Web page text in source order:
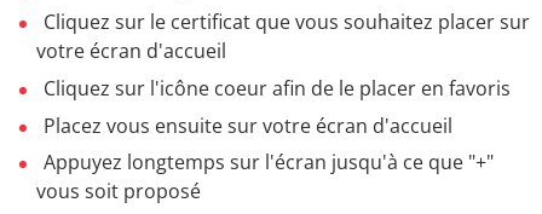
Cliquez sur le certificat que vous souhaitez placer sur
votre écran d'accueil
Cliquez sur l'icône coeur afin de le placer en favoris
Placez vous ensuite sur votre écran d'accueil
Appuyez longtemps sur l'écran jusqu'à ce que "+"
vous soit proposé